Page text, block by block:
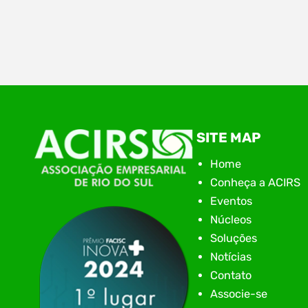
Única. O Voz Única no Alto Vale tem como
poder público com transparência.…
SITE MAP
Home
Conheça a ACIRS
Eventos
Núcleos
Soluções
Notícias
Contato
Associe-se